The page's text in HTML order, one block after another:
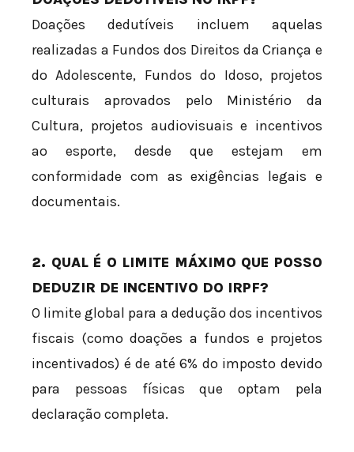
Doações dedutíveis incluem aquelas
realizadas a Fundos dos Direitos da Criança e
do Adolescente, Fundos do Idoso, projetos
culturais aprovados pelo Ministério da
Cultura, projetos audiovisuais e incentivos
ao esporte, desde que estejam em
conformidade com as exigências legais e
documentais.
2. QUAL É O LIMITE MÁXIMO QUE POSSO
DEDUZIR DE INCENTIVO DO IRPF?
O limite global para a dedução dos incentivos
fiscais (como doações a fundos e projetos
incentivados) é de até 6% do imposto devido
para pessoas físicas que optam pela
declaração completa.